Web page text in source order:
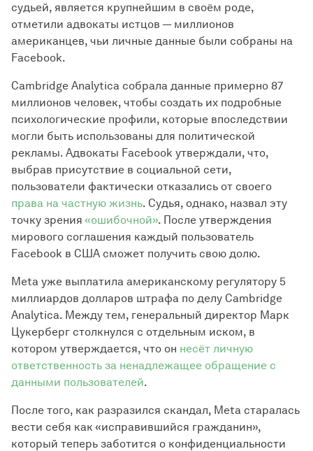
судьей, является крупнейшим в своём роде,
отметили адвокаты истцов — миллионов
американцев, чьи личные данные были собраны на
Facebook.
Cambridge Analytica собрала данные примерно 87
миллионов человек, чтобы создать их подробные
психологические профили, которые впоследствии
могли быть использованы для политической
рекламы. Адвокаты Facebook утверждали, что,
выбрав присутствие в социальной сети,
пользователи фактически отказались от своего
права на частную жизнь. Судья, однако, назвал эту
точку зрения «ошибочной». После утверждения
мирового соглашения каждый пользователь
Facebook в США сможет получить свою долю.
Meta уже выплатила американскому регулятору 5
миллиардов долларов штрафа по делу Cambridge
Analytica. Между тем, генеральный директор Марк
Цукерберг столкнулся с отдельным иском, в
котором утверждается, что он несёт личную
ответственность за ненадлежащее обращение с
данными пользователей.
После того, как разразился скандал, Meta старалась
вести себя как «исправившийся гражданин»,
который теперь заботится о конфиденциальности